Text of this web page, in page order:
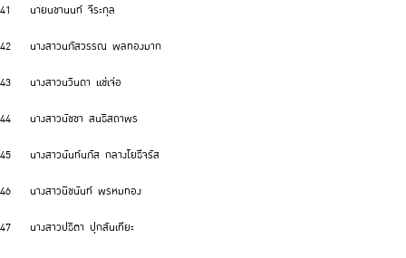
41 นายนชานนท์ จีระกุล
42 นางสาวนภัสวรรณ พลทองมาก
43 นางสาวนวินดา แซ่เจ่อ
44 นางสาวนัชชา สนธิสถาพร
45 นางสาวนันท์นภัส กลางโยธีจรัส
46 นางสาวนิชนันท์ พรหมทอง
47 นางสาวปธิตา ปุกสันเทียะ